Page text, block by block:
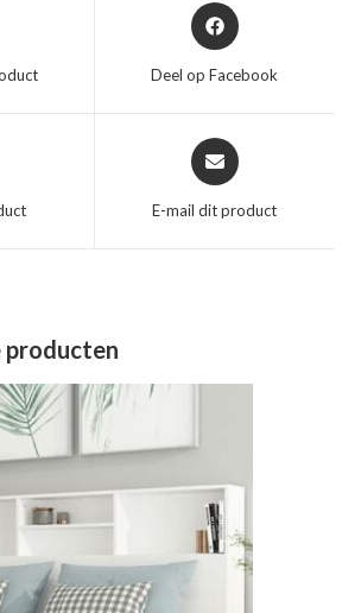
Opent
in
nieuw
Deel op Facebook
Opent
in
nieuw
E-mail dit product
producten